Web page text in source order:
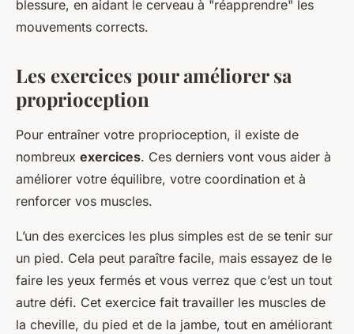
blessure, en aidant le cerveau à "réapprendre" les
mouvements corrects.
Les exercices pour améliorer sa
proprioception
Pour entraîner votre proprioception, il existe de
nombreux exercices. Ces derniers vont vous aider à
améliorer votre équilibre, votre coordination et à
renforcer vos muscles.
L’un des exercices les plus simples est de se tenir sur
un pied. Cela peut paraître facile, mais essayez de le
faire les yeux fermés et vous verrez que c’est un tout
autre défi. Cet exercice fait travailler les muscles de
la cheville, du pied et de la jambe, tout en améliorant